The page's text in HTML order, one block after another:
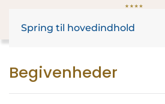
Spring til hovedindhold
Begivenheder